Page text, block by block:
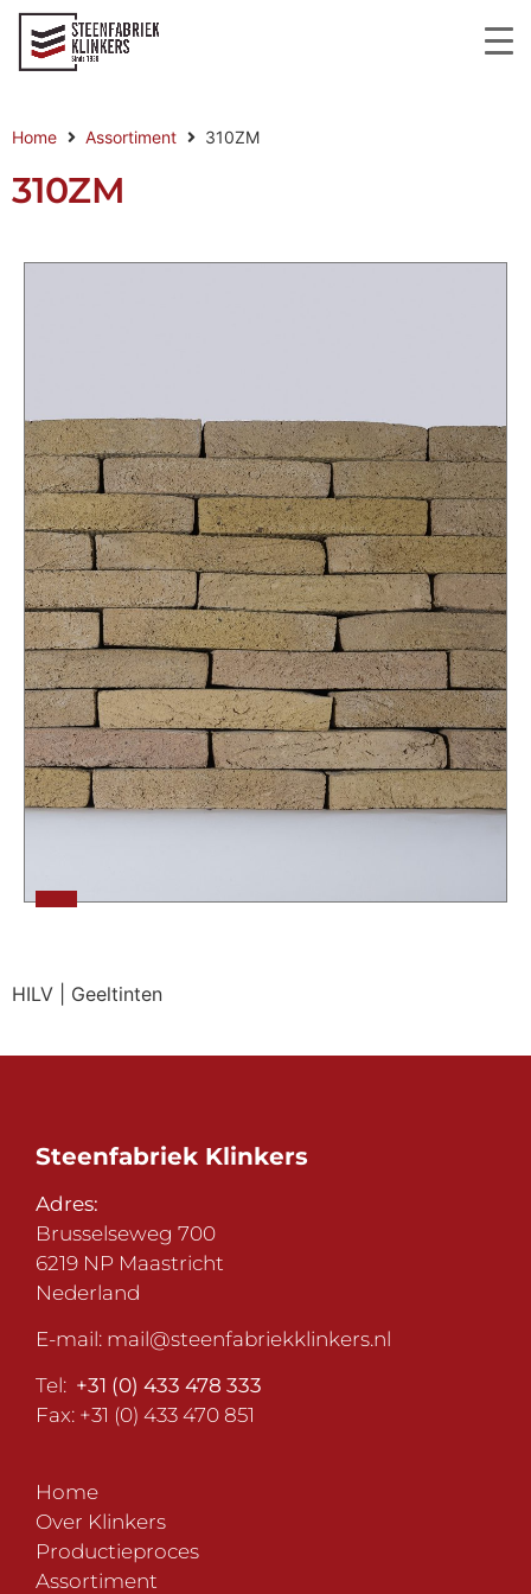
Home Assortiment 310ZM
310ZM
HILV | Geeltinten
Steenfabriek Klinkers
Adres:
Brusselseweg 700
6219 NP Maastricht
Nederland
E-mail: mail@steenfabriekklinkers.nl
Tel: +31 (0) 433 478 333
Fax: +31 (0) 433 470 851
Home
Over Klinkers
Productieproces
Assortiment